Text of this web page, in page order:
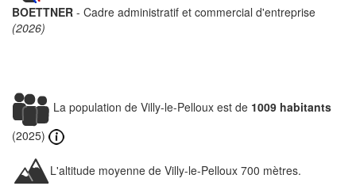
BOETTNER - Cadre administratif et commercial d'entreprise
(2026)
La population de Villy-le-Pelloux est de 1009 habitants
(2025)
L'altitude moyenne de Villy-le-Pelloux 700 mètres.